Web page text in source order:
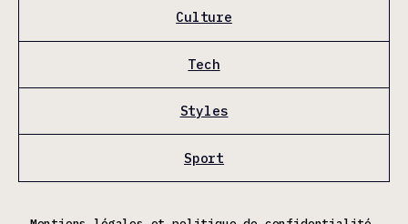
Culture
Tech
Styles
Sport